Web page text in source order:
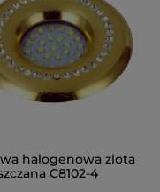
halogenowa zlota
C8102-4